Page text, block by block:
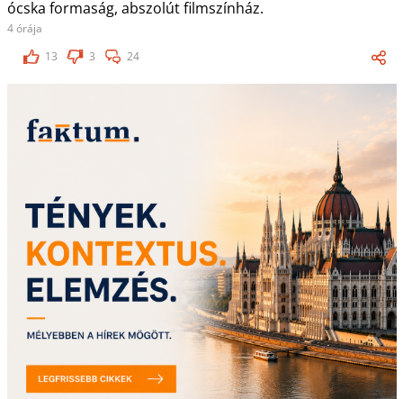
ócska formaság, abszolút filmszínház.
4 órája
13
3 24